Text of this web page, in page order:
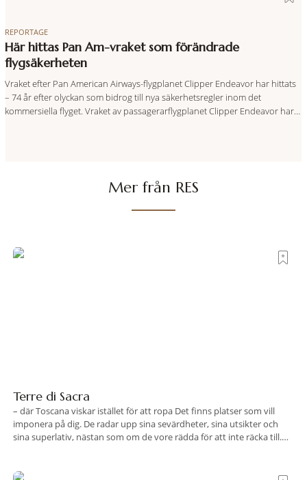
REPORTAGE
Här hittas Pan Am-vraket som förändrade
flygsäkerheten
Vraket efter Pan American Airways-flygplanet Clipper Endeavor har hittats
– 74 år efter olyckan som bidrog till nya säkerhetsregler inom det
kommersiella flyget. Vraket av passagerarflygplanet Clipper Endeavor har
Mer från RES
Terre di Sacra
– där Toscana viskar istället för att ropa Det finns platser som vill
imponera på dig. De radar upp sina sevärdheter, sina utsikter och
sina superlativ, nästan som om de vore rädda för att inte räcka till.